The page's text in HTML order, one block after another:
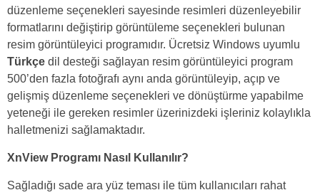
düzenleme seçenekleri sayesinde resimleri düzenleyebilir
formatlarını değiştirip görüntüleme seçenekleri bulunan
resim görüntüleyici programıdır. Ücretsiz Windows uyumlu
Türkçe dil desteği sağlayan resim görüntüleyici program
500’den fazla fotoğrafı aynı anda görüntüleyip, açıp ve
gelişmiş düzenleme seçenekleri ve dönüştürme yapabilme
yeteneği ile gereken resimler üzerinizdeki işleriniz kolaylıkla
halletmenizi sağlamaktadır.
XnView Programı Nasıl Kullanılır?
Sağladığı sade ara yüz teması ile tüm kullanıcıları rahat